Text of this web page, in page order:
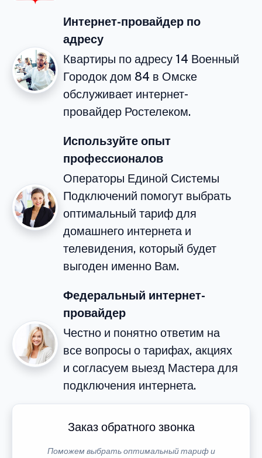
Интернет-провайдер по
адресу
Квартиры по адресу 14 Военный
Городок дом 84 в Омске
обслуживает интернет-
провайдер Ростелеком.
Используйте опыт
профессионалов
Операторы Единой Системы
Подключений помогут выбрать
оптимальный тариф для
домашнего интернета и
телевидения, который будет
выгоден именно Вам.
Федеральный интернет-
провайдер
Честно и понятно ответим на
все вопросы о тарифах, акциях
и согласуем выезд Мастера для
подключения интернета.
Заказ обратного звонка
Поможем выбрать оптимальный тариф и